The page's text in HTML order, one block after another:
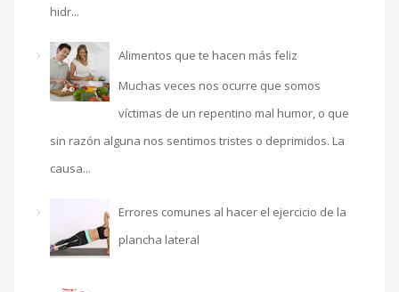
hidr...
Alimentos que te hacen más feliz
Muchas veces nos ocurre que somos
víctimas de un repentino mal humor, o que
sin razón alguna nos sentimos tristes o deprimidos. La
causa...
Errores comunes al hacer el ejercicio de la
plancha lateral